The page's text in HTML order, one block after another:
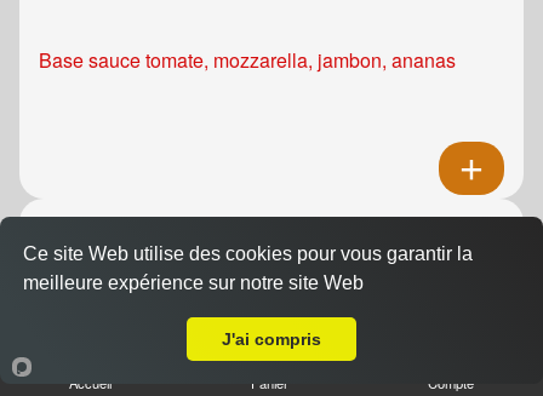
Base sauce tomate, mozzarella, jambon, ananas
Dès12.00 €
Base sauce tomate, mozzarella, viande de grec,
Accueil Panier Compte
Ce site Web utilise des cookies pour vous garantir la
meilleure expérience sur notre site Web
J'ai compris